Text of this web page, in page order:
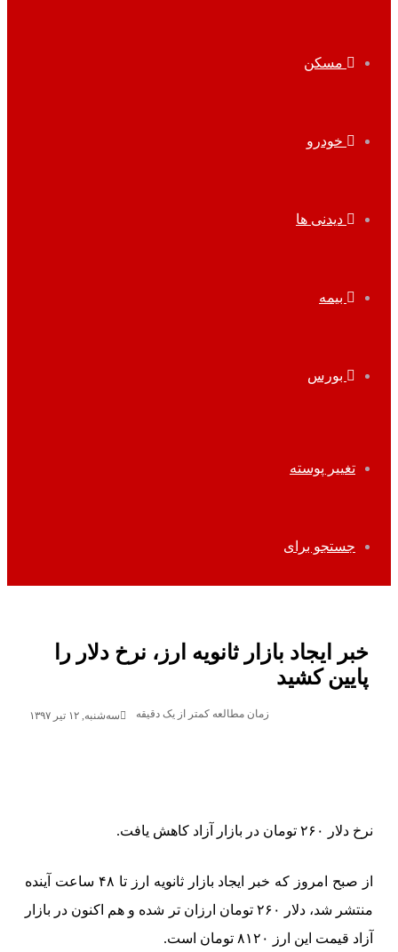
مسکن
خودرو
دیدنی ها
بیمه
بورس
تغییر پوسته
جستجو برای
خبر ایجاد بازار ثانویه ارز، نرخ دلار را
پایین کشید
سه‌شنبه, ۱۲ تیر ۱۳۹۷ زمان مطالعه کمتر از یک دقیقه
نرخ دلار ۲۶۰ تومان در بازار آزاد کاهش یافت.
از صبح امروز که خبر ایجاد بازار ثانویه ارز تا ۴۸ ساعت آینده
منتشر شد، دلار ۲۶۰ تومان ارزان تر شده و هم اکنون در بازار
آزاد قیمت این ارز ۸۱۲۰ تومان است.